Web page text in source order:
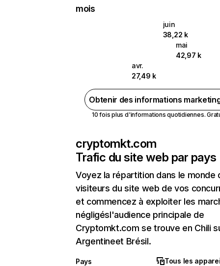
mois
juin
38,22 k
mai
42,97 k
avr.
27,49 k
Obtenir des informations
10 fois plus d'informations quotidiennes.
cryptomkt.com
Trafic du site web par pays
Voyez la répartition dans le monde
visiteurs du site web de vos
et commencez à exploiter les
négligésl'audience principale de
Cryptomkt.com se trouve en Chili
Argentineet Brésil.
Pays
Tous les